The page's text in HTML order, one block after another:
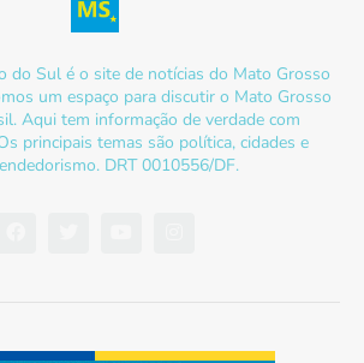
do Sul é o site de notícias do Mato Grosso
um espaço para discutir o Mato Grosso
Aqui tem informação de verdade com
principais temas são política, cidades e
DRT 0010556/DF.